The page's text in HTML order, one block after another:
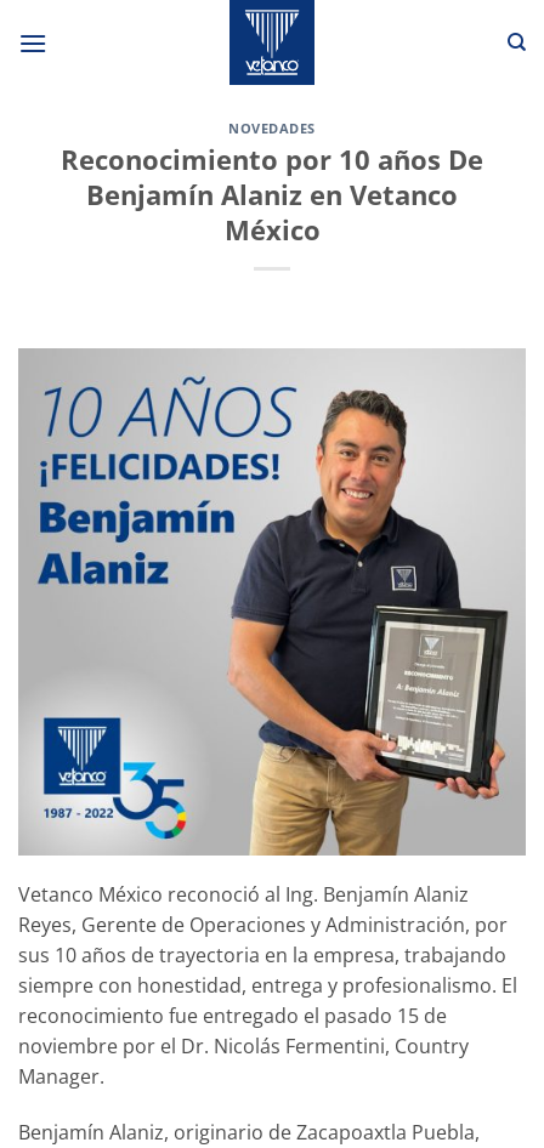
NOVEDADES
Reconocimiento por 10 años De
Benjamín Alaniz en Vetanco
México
Vetanco México reconoció al Ing. Benjamín Alaniz
Reyes, Gerente de Operaciones y Administración, por
sus 10 años de trayectoria en la empresa, trabajando
siempre con honestidad, entrega y profesionalismo. El
reconocimiento fue entregado el pasado 15 de
noviembre por el Dr. Nicolás Fermentini, Country
Manager.
Benjamín Alaniz, originario de Zacapoaxtla Puebla,